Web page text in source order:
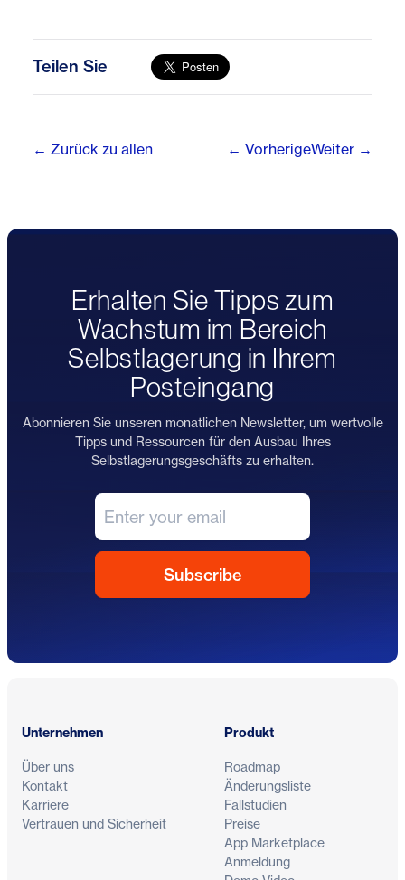
Teilen Sie
← Zurück zu allen ← VorherigeWeiter →
Erhalten Sie Tipps zum
Wachstum im Bereich
Selbstlagerung in Ihrem
Posteingang
Abonnieren Sie unseren monatlichen Newsletter, um wertvolle
Tipps und Ressourcen für den Ausbau Ihres
Selbstlagerungsgeschäfts zu erhalten.
Unternehmen
Über uns
Kontakt
Karriere
Vertrauen und Sicherheit
Produkt
Roadmap
Änderungsliste
Fallstudien
Preise
App Marketplace
Anmeldung